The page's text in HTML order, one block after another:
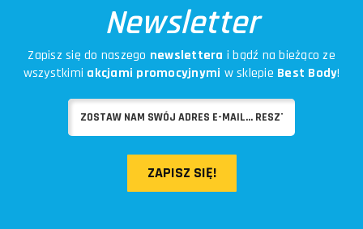
Newsletter
Zapisz się do naszego newslettera i bądź na bieżąco ze
wszystkimi akcjami promocyjnymi w sklepie Best Body!
ZAPISZ SIĘ!